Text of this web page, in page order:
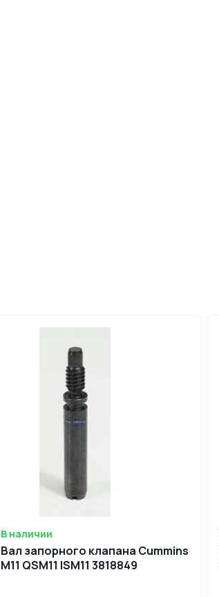
В наличии
Вал запорного клапана Cummins
М11 QSM11 ISM11 3818849